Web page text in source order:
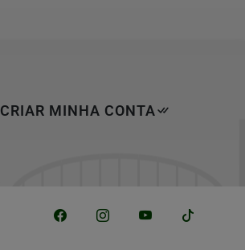
CRIAR MINHA CONTA